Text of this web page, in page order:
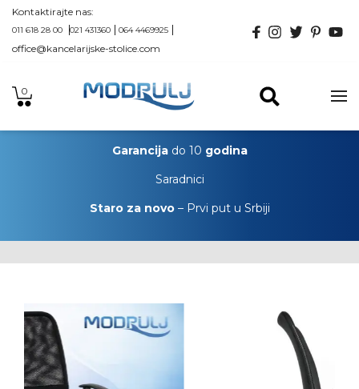
Kontaktirajte nas:
011 618 28 00 021 431360 064 4469925
office@kancelarijske-stolice.com
0
Garancijado 10 godina
Saradnici
Staro za novo– Prvi put u Srbiji